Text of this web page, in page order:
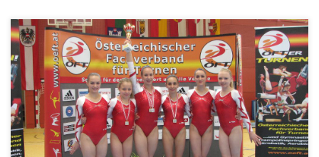
Zitat ÖFT: Nachwuchs-Saisonhöhepunkt mit Spitzenleistungen
Österreich größte Kunstturn-Zukunftshoffnungen bestritten am 31.
Mai und 1. Juni 2014 in Wels ihren Saisonhöhepunkt: Die
Österreichischen Jugendmeis- terschaften versammelten 192
Toptalente aus 58 Vereinen und Trainingszent- ren aller neun
Bundesländer. . In je drei Altersklassen ging es bei Mädchen und
Burschen um Einzel- wie um Teamtitel. Die Spitzenbewerbe gewannen